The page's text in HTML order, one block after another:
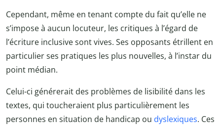
Cependant, même en tenant compte du fait qu’elle ne
s’impose à aucun locuteur, les critiques à l’égard de
l’écriture inclusive sont vives. Ses opposants étrillent en
particulier ses pratiques les plus nouvelles, à l’instar du
point médian.
Celui-ci générerait des problèmes de lisibilité dans les
textes, qui toucheraient plus particulièrement les
personnes en situation de handicap ou dyslexiques. Ces